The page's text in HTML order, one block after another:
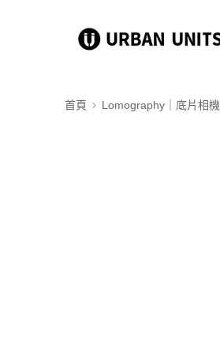
首頁 Lomography｜底片相機